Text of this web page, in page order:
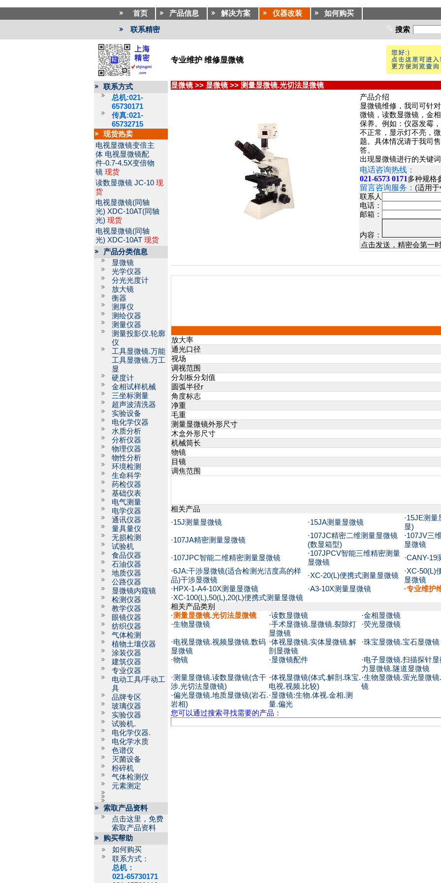
首页 产品信息 解决方案 仪器改装 如何购买
联系精密 搜索
专业维护 维修显微镜
联系方式
总机:021-
65730171
传真:021-
65732715
现货热卖
电视显微镜变倍主
体 电视显微镜配
件-0.7-4.5X变倍物
镜 现货
读数显微镜 JC-10 现
货
电视显微镜(同轴
光) XDC-10AT(同轴
光) 现货
电视显微镜(同轴
光) XDC-10AT 现货
产品分类信息
显微镜
光学仪器
分光光度计
放大镜
衡器
测厚仪
测绘仪器
测量仪器
测量投影仪.轮廓
仪
工具显微镜.万能
工具显微镜.万工
显
硬度计
金相试样机械
三坐标测量
超声波清洗器
实验设备
电化学仪器
水质分析
分析仪器
物理仪器
物性分析
环境检测
生命科学
药检仪器
基础仪表
电气测量
电学仪器
通讯仪器
量具量仪
无损检测
试验机
食品仪器
石油仪器
地质仪器
公路仪器
显微镜内窥镜
检测仪器
教学仪器
眼镜仪器
纺织仪器
气体检测
植物土壤仪器
涂装仪器
建筑仪器
专业仪器
电动工具/手动工
具
品牌专区
玻璃仪器
实验仪器
试验机.
电化学仪器.
电化学水质
色谱仪
灭菌设备
粉碎机
气体检测仪
元素测定
索取产品资料
点击这里，免费
索取产品资料
购买帮助
如何购买
联系方式：
总机：
021-65730171
显微镜 >> 显微镜 >> 测量显微镜.光切法显微镜
产品介绍
显微镜维修，我司可针
微镜，读数显微镜，金
保养。例如：仪器发霉
不正常，显示灯不亮，
题。具体情况请于我司
答。
出现显微镜进行的关键
电话咨询热线：
021-6573 0171多种规格
留言咨询服务： (适用
联系人
电话：
邮箱：
内容：
放大率
通光口径
视场
调视范围
分划板分划值
圆弧半径r
角度标志
净重
毛重
测量显微镜外形尺寸
木盒外形尺寸
机械筒长
物镜
目镜
调焦范围
相关产品
·15J测量显微镜 ·15JA测量显微镜
·15JE测量
显)
·107JA精密测量显微镜
·107JC精密二维测量显微镜
(数显箱型)
·107JV三
显微镜
·107JPC智能二维精密测量显微镜
·107JPCV智能三维精密测量
显微镜
·CANY-19
·6JA:干涉显微镜(适合检测光洁度高的样
品)干涉显微镜
·XC-20(L)便携式测量显微镜
·XC-50(L)
显微镜
·HPX-1-A4-10X测量显微镜 ·A3-10X测量显微镜
·专业维护
·XC-100(L),50(L),20(L)便携式测量显微镜
相关产品类别
·测量显微镜.光切法显微镜 ·读数显微镜 ·金相显微镜
·生物显微镜 ·手术显微镜.显微镜.裂隙灯
显微镜
·荧光显微镜
·电视显微镜.视频显微镜.数码
显微镜
·体视显微镜.实体显微镜.解
剖显微镜
·珠宝显微镜.宝石显微镜
·物镜 ·显微镜配件 ·电子显微镜.扫描探针
力显微镜.隧道显微镜
·测量显微镜.读数显微镜(含干
涉.光切法显微镜)
·体视显微镜(体式.解剖.珠宝.
电视.视频.比较)
·生物显微镜.萤光显微
镜
·偏光显微镜.地质显微镜(岩石.
岩相)
·显微镜:生物.体视.金相.测
量.偏光
您可以通过搜索寻找需要的产品：